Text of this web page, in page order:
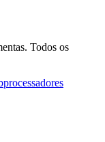
Todos os